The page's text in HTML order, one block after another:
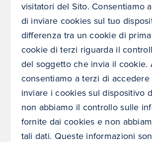
visitatori del Sito. Consentiamo
di inviare cookies sul tuo
differenza tra un cookie di
cookie di terzi riguarda il
del soggetto che invia il cookie.
consentiamo a terzi di
inviare i cookies sul dispositivo
non abbiamo il controllo sulle
fornite dai cookies e non
tali dati. Queste informazioni